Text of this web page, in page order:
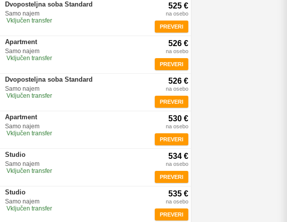
Dvoposteljna soba Standard
Samo najem
Vključen transfer
525 €
na osebo
PREVERI
Apartment
Samo najem
Vključen transfer
526 €
na osebo
PREVERI
Dvoposteljna soba Standard
Samo najem
Vključen transfer
526 €
na osebo
PREVERI
Apartment
Samo najem
Vključen transfer
530 €
na osebo
PREVERI
Studio
Samo najem
Vključen transfer
534 €
na osebo
PREVERI
Studio
Samo najem
Vključen transfer
535 €
na osebo
PREVERI